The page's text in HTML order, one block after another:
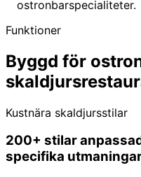
ostronbarspecialiteter.
Funktioner
Byggd för
Kustnära skaldjursstilar
200+ stilar
specifika